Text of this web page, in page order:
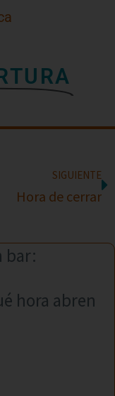
SIGUIENTE
Hora de cerrar
bar:
hora abren